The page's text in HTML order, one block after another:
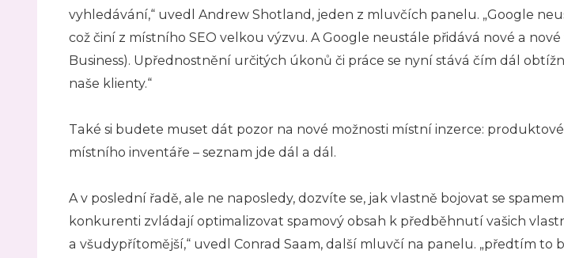
vyhledávání,“ uvedl Andrew Shotland, jeden z mluvčích panelu. „Google
což činí z místního SEO velkou výzvu. A Google neustále přidává nové a
Business). Upřednostnění určitých úkonů či práce se nyní stává čím dál
naše klienty.“
Také si budete muset dát pozor na nové možnosti místní inzerce:
místního inventáře – seznam jde dál a dál.
A v poslední řadě, ale ne naposledy, dozvíte se, jak vlastně bojovat se
konkurenti zvládají optimalizovat spamový obsah k předběhnutí vašich
a všudypřítomější,“ uvedl Conrad Saam, další mluvčí na panelu. „předtím to